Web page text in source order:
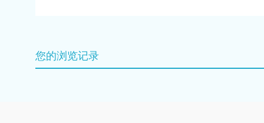
您的浏览记录